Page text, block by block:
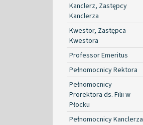
Kanclerz, Zastępcy
Kanclerza
Kwestor, Zastępca
Kwestora
Professor Emeritus
Pełnomocnicy Rektora
Pełnomocnicy
Prorektora ds. Filii w
Płocku
Pełnomocnicy Kanclerza